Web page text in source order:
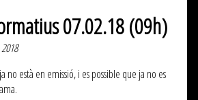
07.02.18 (09h)
no està en emissió, i es possible que ja no es